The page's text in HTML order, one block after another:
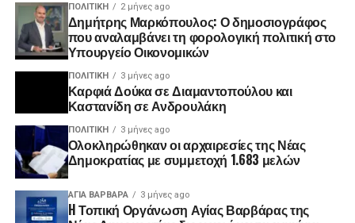
ΠΟΛΙΤΙΚΉ 2 μήνες ago
Δημήτρης Μαρκόπουλος: Ο δημοσιογράφος
που αναλαμβάνει τη φορολογική πολιτική στο
Υπουργείο Οικονομικών
ΠΟΛΙΤΙΚΉ 3 μήνες ago
Καρφιά Δούκα σε Διαμαντοπούλου και
Καστανίδη σε Ανδρουλάκη
ΠΟΛΙΤΙΚΉ 3 μήνες ago
Ολοκληρώθηκαν οι αρχαιρεσίες της Νέας
Δημοκρατίας με συμμετοχή 1.683 μελών
ΑΓΙΑ ΒΑΡΒΑΡΑ 3 μήνες ago
H Τοπική Οργάνωση Αγίας Βαρβάρας της